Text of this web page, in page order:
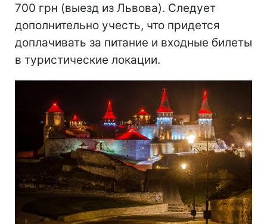
700 грн (выезд из Львова). Следует
дополнительно учесть, что придется
доплачивать за питание и входные билеты
в туристические локации.